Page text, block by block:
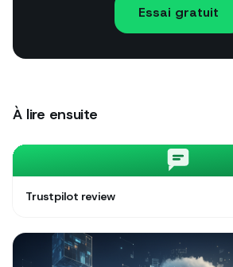
Essai gratuit
À lire ensuite
Trustpilot review